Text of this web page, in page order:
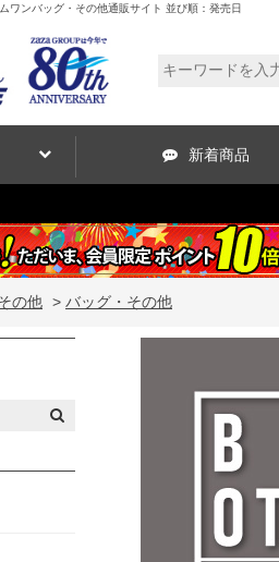
ワンバッグ・その他通販サイト 並び順：発売日
新着商品
の他 > バッグ・その他